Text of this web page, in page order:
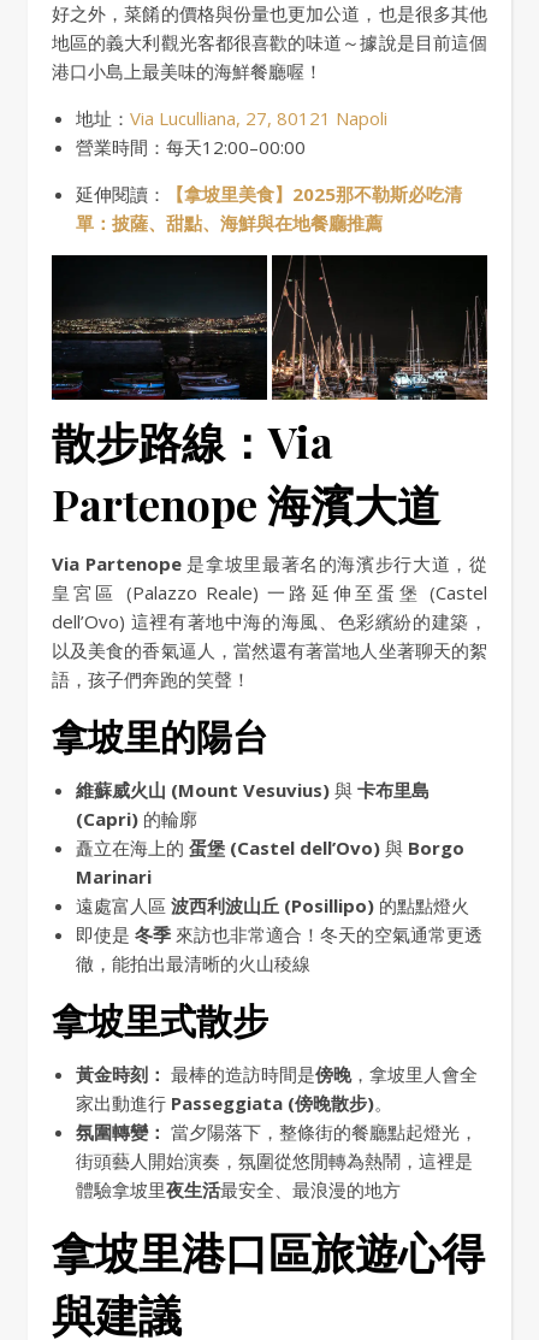
好之外，菜餚的價格與份量也更加公道，也是很多其他
地區的義大利觀光客都很喜歡的味道～據說是目前這個
港口小島上最美味的海鮮餐廳喔！
地址： Via Luculliana, 27, 80121 Napoli
營業時間：每天12:00–00:00
延伸閱讀：
【拿坡里美食】2025那不勒斯必吃清
單：披薩、甜點、海鮮與在地餐廳推薦
散步路線：Via
Partenope 海濱大道
Via Partenope是拿坡里最著名的海濱步行大道，從
皇宮區 (Palazzo Reale) 一路延伸至蛋堡 (Castel
dell’Ovo) 這裡有著地中海的海風、色彩繽紛的建築，
以及美食的香氣逼人，當然還有著當地人坐著聊天的絮
語，孩子們奔跑的笑聲！
拿坡里的陽台
維蘇威火山 (Mount Vesuvius) 與 卡布里島
(Capri) 的輪廓
矗立在海上的 蛋堡 (Castel dell’Ovo) 與 Borgo
Marinari
遠處富人區 波西利波山丘 (Posillipo) 的點點燈火
即使是 冬季 來訪也非常適合！冬天的空氣通常更透
徹，能拍出最清晰的火山稜線
拿坡里式散步
黃金時刻： 最棒的造訪時間是傍晚，拿坡里人會全
家出動進行 Passeggiata (傍晚散步)。
氛圍轉變： 當夕陽落下，整條街的餐廳點起燈光，
街頭藝人開始演奏，氛圍從悠閒轉為熱鬧，這裡是
體驗拿坡里夜生活最安全、最浪漫的地方
拿坡里港口區旅遊心得
與建議